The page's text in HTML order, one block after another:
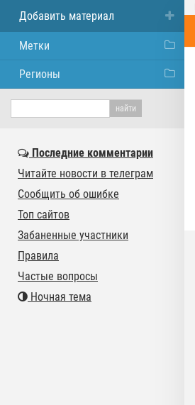
Добавить материал
Метки
Регионы
Последние комментарии
Читайте новости в телеграм
Сообщить об ошибке
Топ сайтов
Забаненные участники
Правила
Частые вопросы
Ночная тема